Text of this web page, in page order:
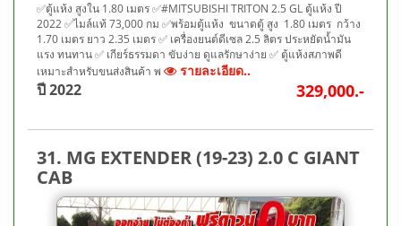
✅ตู้แห้ง สูงใน 1.80 เมตร ✅#MITSUBISHI TRITON 2.5 GL ตู้แห้ง ปี
2022 ✅ไมล์แท้ 73,000 กม ✅พร้อมตู้แห้ง ขนาดตู้ สูง 1.80 เมตร กว้าง
1.70 เมตร ยาว 2.35 เมตร ✅ เครื่องยนต์ดีเซล 2.5 ลิตร ประหยัดน้ำมัน
แรง ทนทาน ✅ เกียร์ธรรมดา ขับง่าย ดูแลรักษาง่าย ✅ ตู้แห้งสภาพดี
เหมาะสำหรับขนส่งสินค้า พ
รายละเอียด..
ปี 2022 329,000.-
31. MG EXTENDER (19-23) 2.0 C GIANT
CAB